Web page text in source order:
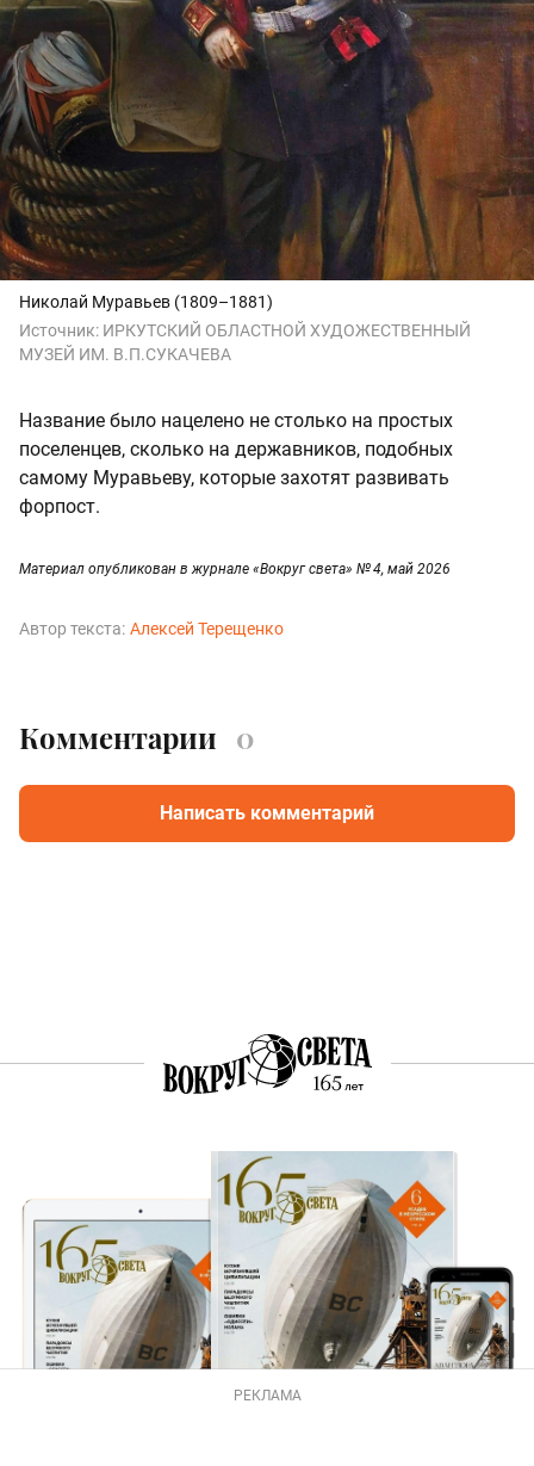
Николай Муравьев (1809–1881)
Источник: ИРКУТСКИЙ ОБЛАСТНОЙ ХУДОЖЕСТВЕННЫЙ
МУЗЕЙ ИМ. В.П.СУКАЧЕВА
Название было нацелено не столько на простых
поселенцев, сколько на державников, подобных
самому Муравьеву, которые захотят развивать
форпост.
Материал опубликован в журнале «Вокруг света» № 4, май 2026
Автор текста: Алексей Терещенко
Комментарии 0
Написать комментарий
РЕКЛАМА